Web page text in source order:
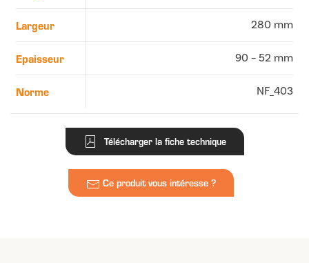
Largeur 280 mm
Epaisseur 90 – 52 mm
Norme NF_403
Télécharger la fiche technique
Ce produit vous intéresse ?